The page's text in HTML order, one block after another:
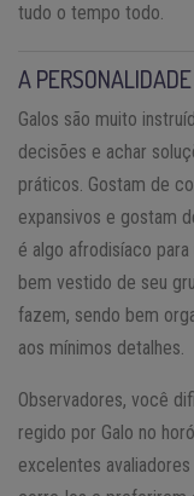
tudo o tempo todo.
A
Galos são muito
decisões e achar
práticos. Gostam de
expansivos e gostam
é algo afrodisíaco
bem vestido de seu
fazem, sendo bem
aos mínimos detalhes.
Observadores, você
regido por Galo no
excelentes